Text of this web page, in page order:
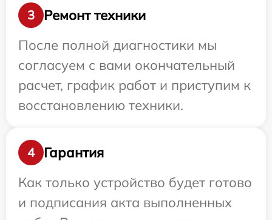
3
Ремонт техники
После полной диагностики мы
согласуем с вами окончательный
расчет, график работ и приступим к
восстановлению техники.
4
Гарантия
Как только устройство будет готово
и подписания акта выполненных